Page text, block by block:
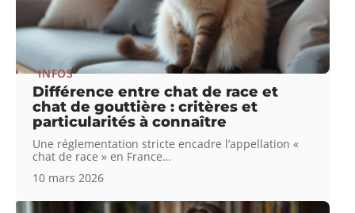
INFOS
Différence entre chat de race et
chat de gouttière : critères et
particularités à connaître
Une réglementation stricte encadre l’appellation «
chat de race » en France…
10 mars 2026